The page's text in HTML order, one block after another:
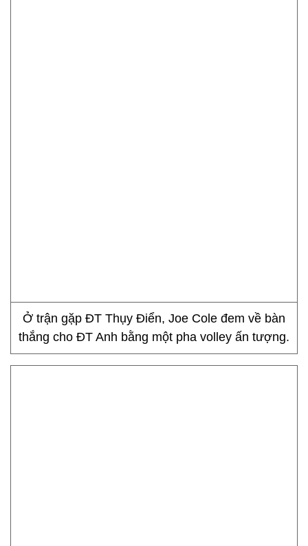
Ở trận gặp ĐT Thụy Điển, Joe Cole đem về bàn
thắng cho ĐT Anh bằng một pha volley ấn tượng.